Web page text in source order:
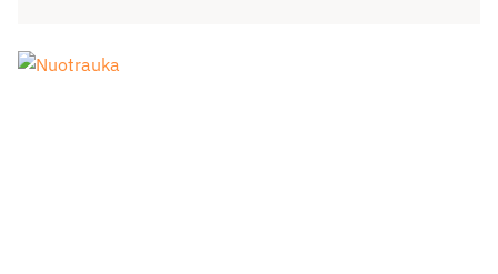
skaitmeninėje erdvėje augantis vaikų seksualinio